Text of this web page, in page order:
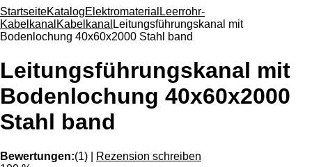
StartseiteKatalogElektromaterial Leerrohr-
Kabelkanal Kabelkanal Leitungsführungskanal mit
Bodenlochung 40x60x2000 Stahl band
Leitungsführungskanal mit
Bodenlochung 40x60x2000
Stahl band
Bewertungen:(1)
Rezension schreiben